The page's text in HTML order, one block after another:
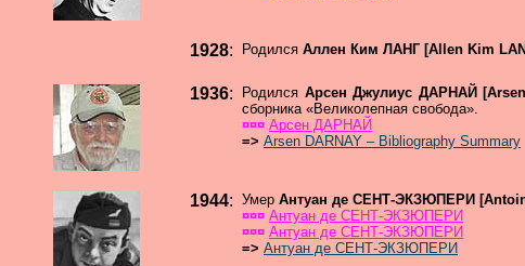
1928: Родился Аллен Ким ЛАНГ [Allen Kim
1936: Родился Арсен Джулиус ДАРНАЙ
сборника «Великолепная свобода».
¤¤¤ Арсен ДАРНАЙ
=> Arsen DARNAY – Bibliography Summary
1944: Умер Антуан де СЕНТ-ЭКЗЮПЕРИ
¤¤¤ Антуан де СЕНТ-ЭКЗЮПЕРИ
¤¤¤ Антуан де СЕНТ-ЭКЗЮПЕРИ
=> Антуан де СЕНТ-ЭКЗЮПЕРИ